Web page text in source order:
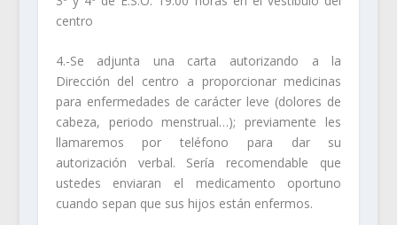
centro
4.-Se adjunta una carta autorizando a la
Dirección del centro a proporcionar medicinas
para enfermedades de carácter leve (dolores de
cabeza, periodo menstrual…); previamente les
llamaremos por teléfono para dar su
autorización verbal. Sería recomendable que
ustedes enviaran el medicamento oportuno
cuando sepan que sus hijos están enfermos.